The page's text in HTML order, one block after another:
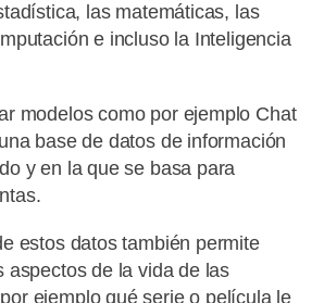
las matemáticas, las
e incluso la Inteligencia
modelos como por ejemplo Chat
base de datos de información
y en la que se basa para
estos datos también permite
aspectos de la vida de las
ejemplo qué serie o película le